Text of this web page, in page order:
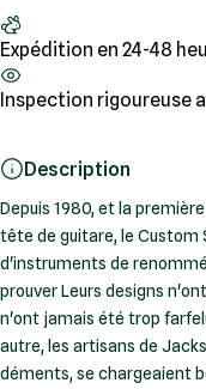
Expédition en 24-48
Inspection rigoureuse
Description
Depuis 1980, et la
tête de guitare, le Custom
d'instruments de
prouver Leurs designs
n'ont jamais été trop
autre, les artisans de
déments, se chargeaient